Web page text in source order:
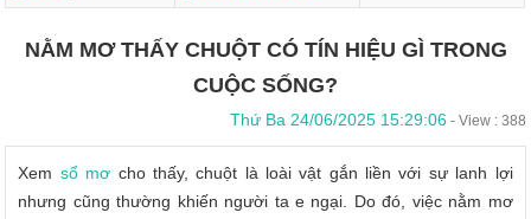
NẰM MƠ THẤY CHUỘT CÓ TÍN HIỆU GÌ TRONG
CUỘC SỐNG?
Thứ Ba 24/06/2025 15:29:06 - View : 388
Xem sổ mơ cho thấy, chuột là loài vật gắn liền với sự lanh lợi
nhưng cũng thường khiến người ta e ngại. Do đó, việc nằm mơ